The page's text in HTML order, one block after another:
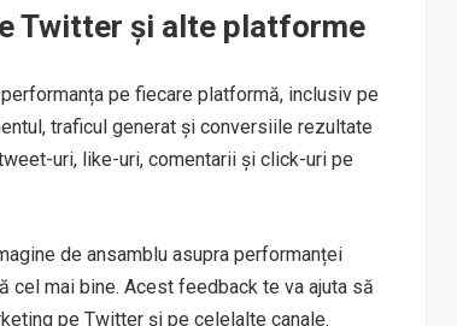
Twitter și alte platforme
pe fiecare platformă, inclusiv pe
traficul generat și conversiile rezultate
uri, like-uri, comentarii și click-uri pe
de ansamblu asupra performanței
mai bine. Acest feedback te va ajuta să
pe Twitter și pe celelalte canale.